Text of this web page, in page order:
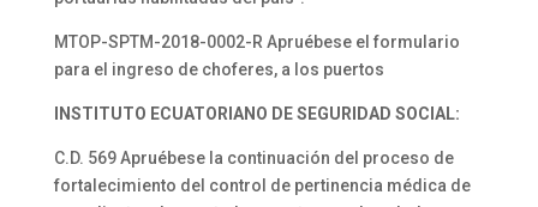
MTOP-SPTM-2018-0002-R Apruébese el formulario
para el ingreso de choferes, a los puertos
INSTITUTO ECUATORIANO DE SEGURIDAD SOCIAL:
C.D. 569 Apruébese la continuación del proceso de
fortalecimiento del control de pertinencia médica de